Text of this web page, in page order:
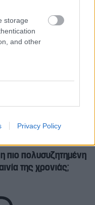
storage
and other
Privacy Policy
ΣΙΝΕΜΑ
της νέας
Βούλγαρη
πιο πολυσυζητημένη
της χρονιάς;